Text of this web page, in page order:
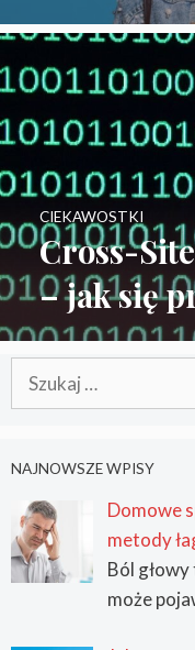
Cross-
– jak się
CIEKAWOSTKI
Szukaj:
NAJNOWSZE WPISY
Domowe
metody
Ból
może